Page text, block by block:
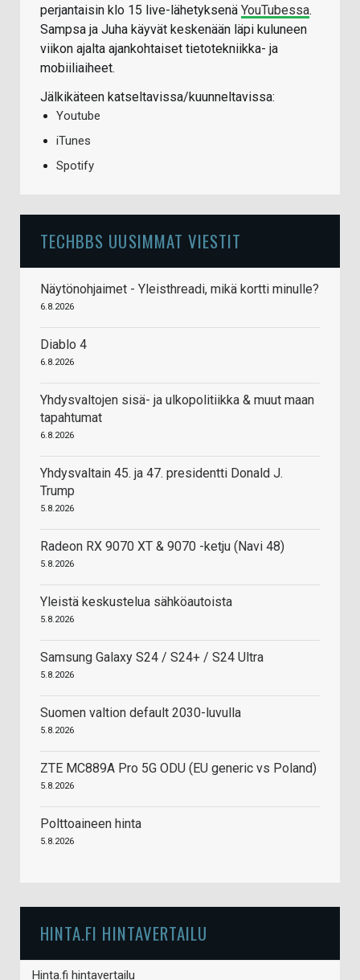
perjantaisin klo 15 live-lähetyksenä YouTubessa.
Sampsa ja Juha käyvät keskenään läpi kuluneen
viikon ajalta ajankohtaiset tietotekniikka- ja
mobiiliaiheet.
Jälkikäteen katseltavissa/kuunneltavissa:
Youtube
iTunes
Spotify
TECHBBS UUSIMMAT VIESTIT
Näytönohjaimet - Yleisthreadi, mikä kortti minulle?
6.8.2026
Diablo 4
6.8.2026
Yhdysvaltojen sisä- ja ulkopolitiikka & muut maan
tapahtumat
6.8.2026
Yhdysvaltain 45. ja 47. presidentti Donald J.
Trump
5.8.2026
Radeon RX 9070 XT & 9070 -ketju (Navi 48)
5.8.2026
Yleistä keskustelua sähköautoista
5.8.2026
Samsung Galaxy S24 / S24+ / S24 Ultra
5.8.2026
Suomen valtion default 2030-luvulla
5.8.2026
ZTE MC889A Pro 5G ODU (EU generic vs Poland)
5.8.2026
Polttoaineen hinta
5.8.2026
HINTA.FI HINTAVERTAILU
Hinta.fi hintavertailu